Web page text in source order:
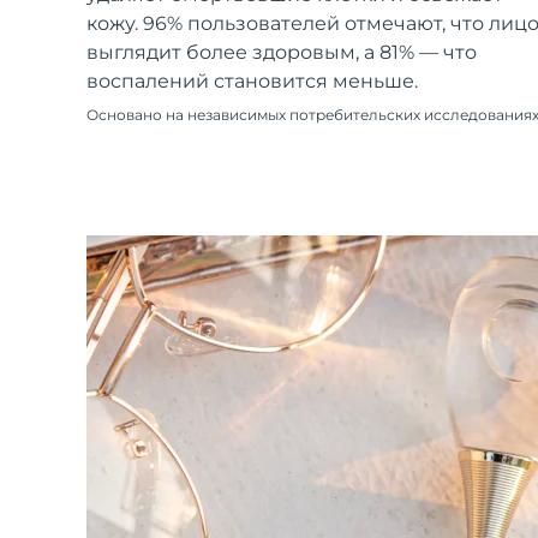
кожу. 96% пользователей отмечают, что лицо
выглядит более здоровым, а 81% — что
воспалений становится меньше.
Основано на независимых потребительских исследованиях
All acne treatment devices
All revitalizing eye massagers
Уход KIWI™
Advanced pore care essentials
Serum
For healthy hair
issa™ Teeth Whitening Gel
18% PAP
Косметика Для мужчин
FOREO APP
ПОДРОБНЕЕ